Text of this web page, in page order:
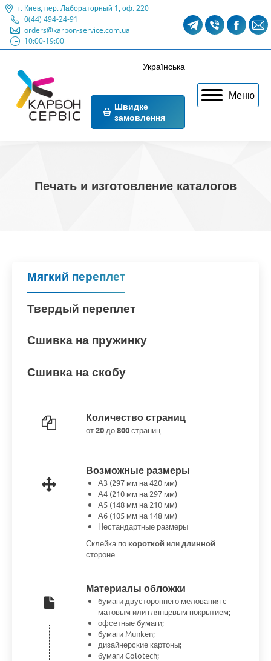
г. Киев, пер. Лабораторный 1, оф. 220
0(44) 494-24-91
orders@karbon-service.com.ua
10:00-19:00
Telegram
in
new
Viber
in
new
in
new
Меню
Українська
Швидке
замовлення
Печать и изготовление каталогов
Мягкий переплет
Твердый переплет
Сшивка на пружинку
Сшивка на скобу
Количество страниц
от20 до800страниц
Возможные размеры
А3 (297 мм на 420 мм)
А4 (210 мм на 297 мм)
А5 (148 мм на 210 мм)
А6 (105 мм на 148 мм)
Нестандартные размеры
Склейка по короткой илидлинной
стороне
Материалы обложки
бумаги двустороннего мелования с
матовым или глянцевым покрытием;
офсетные бумаги;
бумаги Munken;
дизайнерские картоны;
бумаги Colotech;